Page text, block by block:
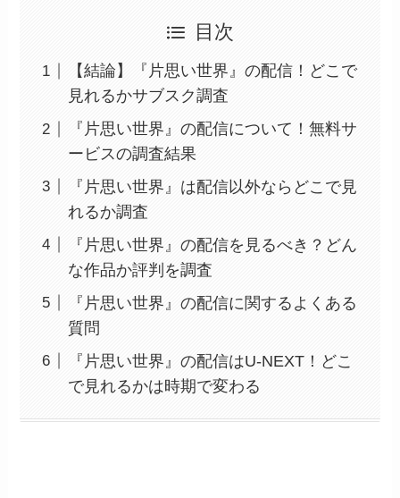
目次
【結論】『片思い世界』の配信！どこで
見れるかサブスク調査
『片思い世界』の配信について！無料サ
ービスの調査結果
『片思い世界』は配信以外ならどこで見
れるか調査
『片思い世界』の配信を見るべき？どん
な作品か評判を調査
『片思い世界』の配信に関するよくある
質問
『片思い世界』の配信はU-NEXT！どこ
で見れるかは時期で変わる